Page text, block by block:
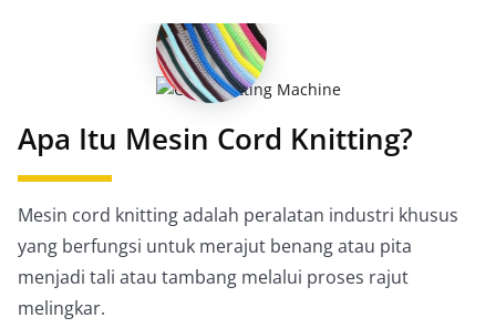
Apa Itu Mesin Cord Knitting?
Mesin cord knitting adalah peralatan industri khusus
yang berfungsi untuk merajut benang atau pita
menjadi tali atau tambang melalui proses rajut
melingkar.